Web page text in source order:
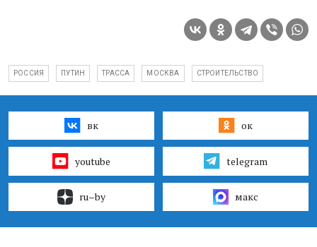
РОССИЯ ПУТИН ТРАССА МОСКВА СТРОИТЕЛЬСТВО
вк ок
youtube telegram
ru–by макс